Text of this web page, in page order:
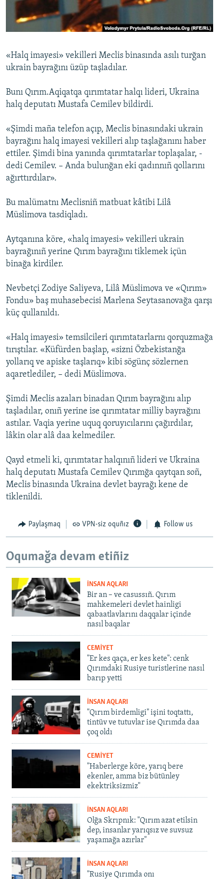
Русский
Українською
QOŞULIÑIZ!
RFE/RS bütün saytları
«Halq imayesi» vekilleri Meclis binasında asılı turğan
ukrain bayrağını üzüp taşladılar.
Bunı Qırım.Aqiqatqa qırımtatar halqı lideri, Ukraina
halq deputatı Mustafa Cemilev bildirdi.
«Şimdi maña telefon açıp, Meclis binasındaki ukrain
bayrağını halq imayesi vekilleri alıp taşlağanını haber
ettiler. Şimdi bina yanında qırımtatarlar toplaşalar, -
dedi Cemilev. – Anda bulunğan eki qadınnıñ qollarını
ağırttırdılar».
Bu malümatnı Meclisniñ matbuat kâtibi Lilâ
Müslimova tasdiqladı.
Aytqanına köre, «halq imayesi» vekilleri ukrain
bayrağınıñ yerine Qırım bayrağını tiklemek içün
binağa kirdiler.
Nevbetçi Zodiye Saliyeva, Lilâ Müslimova ve «Qırım»
Fondu» baş muhasebecisi Marlena Seytasanovağa qarşı
küç qullanıldı.
«Halq imayesi» temsilcileri qırımtatarlarnı qorquzmağa
tırıştılar. «Küfürden başlap, «sizni Özbekistanğa
yollarıq ve apiske taşlarıq» kibi sögünç sözlernen
aqaretlediler, – dedi Müslimova.
Şimdi Meclis azaları binadan Qırım bayrağını alıp
taşladılar, onıñ yerine ise qırımtatar milliy bayrağını
astılar. Vaqia yerine uquq qoruyıcılarını çağırdılar,
lâkin olar alâ daa kelmediler.
Qayd etmeli ki, qırımtatar halqınıñ lideri ve Ukraina
halq deputatı Mustafa Cemilev Qırımğa qaytqan soñ,
Meclis binasında Ukraina devlet bayrağı kene de
tiklenildi.
Paylaşmaq VPN-siz oquñız Follow us
Oqumağa devam etiñiz
İNSAN AQLARI
Bir an – ve casussıñ. Qırım
mahkemeleri devlet hainligi
qabaatlavlarını daqqalar içinde
nasıl baqalar
CEMİYET
"Er kes qaça, er kes kete": cenk
Qırımdaki Rusiye turistlerine nasıl
barıp yetti
İNSAN AQLARI
"Qırım birdemligi" işini toqtattı,
tintüv ve tutuvlar ise Qırımda daa
çoq oldı
CEMİYET
"Haberlerge köre, yarıq bere
ekenler, amma biz bütünley
ekektriksizmiz"
İNSAN AQLARI
Olğa Skrıpnık: "Qırım azat etilsin
dep, insanlar yarıqsız ve suvsuz
yaşamağa azırlar"
İNSAN AQLARI
"Rusiye Qırımda onı